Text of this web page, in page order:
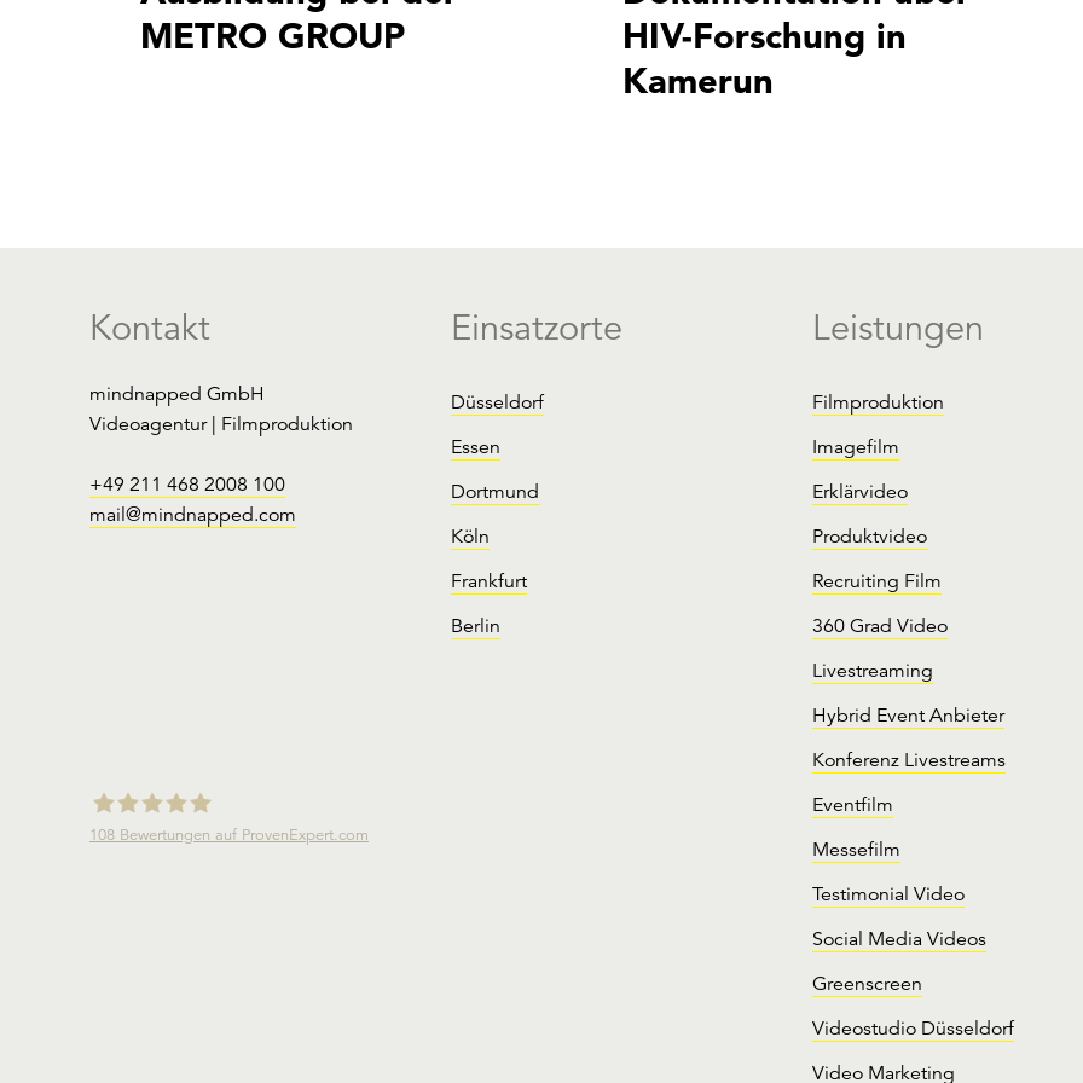
METRO GROUP
HIV-Forschung in
Kamerun
Kontakt
mindnapped GmbH
Videoagentur | Filmproduktion
+49 211 468 2008 100
mail@mindnapped.com
108Bewertungen auf ProvenExpert.com
Einsatzorte
Düsseldorf
Essen
Dortmund
Köln
Frankfurt
Berlin
Leistungen
Filmproduktion
Imagefilm
Erklärvideo
Produktvideo
Recruiting Film
360 Grad Video
Livestreaming
Hybrid Event Anbieter
Konferenz Livestreams
Eventfilm
Messefilm
Testimonial Video
Social Media Videos
Greenscreen
Videostudio Düsseldorf
Video Marketing